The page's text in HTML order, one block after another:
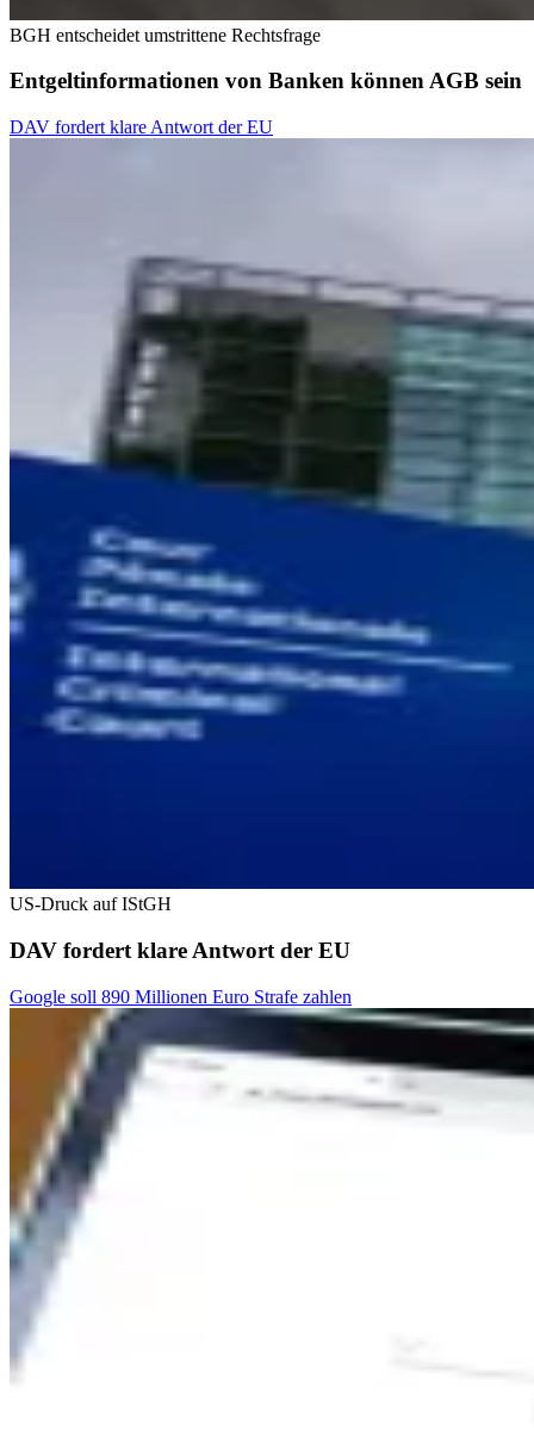
BGH entscheidet umstrittene Rechtsfrage
Entgeltinformationen von Banken können AGB sein
DAV fordert klare Antwort der EU
US-Druck auf IStGH
DAV fordert klare Antwort der EU
Google soll 890 Millionen Euro Strafe zahlen